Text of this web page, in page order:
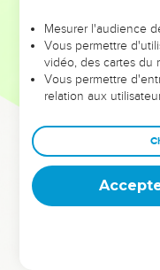
leur foi ou leur vision.
et les saisons difficiles
sont
Dans cette conférence,
clés pour avancer
deviennent vos
équipe, un groupe
Mesurer l'audience
Vous permettre
vidéo, des cartes du
Vous permettre
relation aux